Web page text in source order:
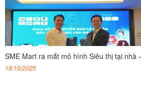
SME Mart ra mắt mô hình Siêu thị tại nhà
18/10/2025